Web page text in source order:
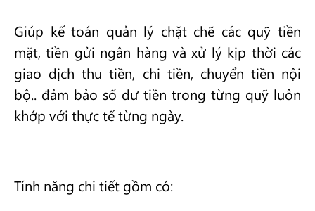
Giúp kế toán quản lý chặt chẽ các quỹ tiền
mặt, tiền gửi ngân hàng và xử lý kịp thời các
giao dịch thu tiền, chi tiền, chuyển tiền nội
bộ.. đảm bảo số dư tiền trong từng quỹ luôn
khớp với thực tế từng ngày.
Tính năng chi tiết gồm có: